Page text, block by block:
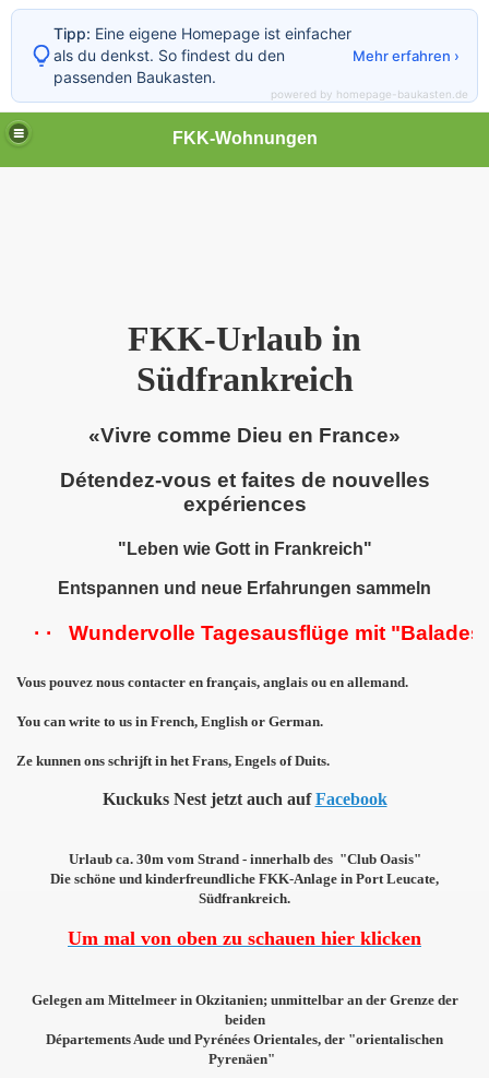
FKK-Wohnungen
FKK-Urlaub in
Südfrankreich
«Vivre comme Dieu en France»
Détendez-vous et faites de nouvelles
expériences
"Leben wie Gott in Frankreich"
Entspannen und neue Erfahrungen sammeln
· Wundervolle Tagesausflüge mit "Balades
Vous pouvez nous contacter en français, anglais ou en allemand.
You can write to us in French, English or German.
Ze kunnen ons schrijft in het Frans, Engels of Duits.
Kuckuks Nest jetzt auch aufFacebook
Urlaub ca. 30m vom Strand - innerhalb des "Club Oasis"
Die schöne und kinderfreundliche FKK-Anlage in Port Leucate,
Südfrankreich.
Um mal von oben zu schauen hier klicken
Gelegen am Mittelmeer in Okzitanien; unmittelbar an der Grenze der
beiden
Départements Aude und Pyrénées Orientales, der "orientalischen
Pyrenäen"
Tipp: Eine eigene Homepage ist einfacher
als du denkst. So findest du den
passenden Baukasten.
Mehr erfahren ›
powered by homepage-baukasten.de